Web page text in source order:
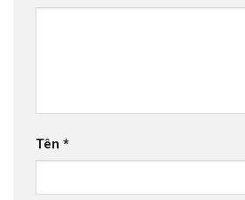
Tên *